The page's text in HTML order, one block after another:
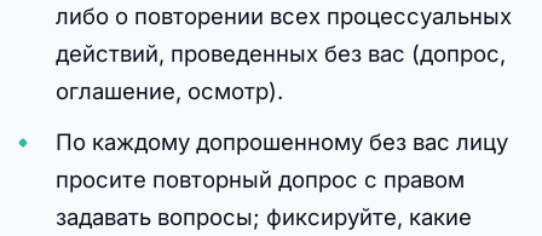
либо о повторении всех процессуальных
действий, проведенных без вас (допрос,
оглашение, осмотр).
По каждому допрошенному без вас лицу
просите повторный допрос с правом
задавать вопросы; фиксируйте, какие